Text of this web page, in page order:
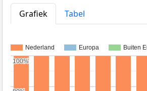
Grafiek
Tabel
Nederland Europa Buiten
100%
100%